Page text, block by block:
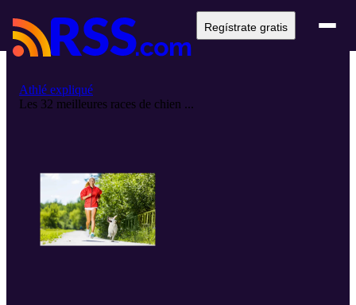
Regístrate gratis
Athlé expliqué
Les 32 meilleures races de chien ...